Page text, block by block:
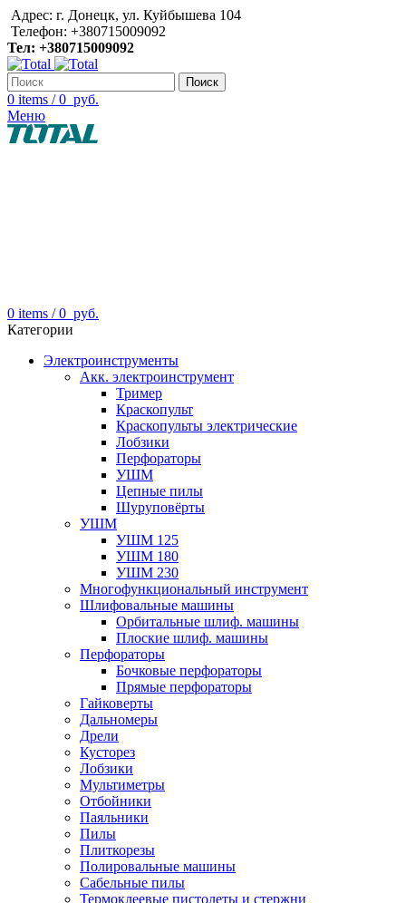
Адрес: г. Донецк, ул. Куйбышева 104
Телефон: +380715009092
Тел: +380715009092
Поиск
0 items / 0 руб.
Меню
0 items / 0 руб.
Категории
Электроинструменты
Акк. электроинструмент
Тример
Краскопульт
Краскопульты электрические
Лобзики
Перфораторы
УШМ
Цепные пилы
Шуруповёрты
УШМ
УШМ 125
УШМ 180
УШМ 230
Многофункциональный инструмент
Шлифовальные машины
Орбитальные шлиф. машины
Плоские шлиф. машины
Перфораторы
Бочковые перфораторы
Прямые перфораторы
Гайковерты
Дальномеры
Дрели
Кусторез
Лобзики
Мультиметры
Отбойники
Паяльники
Пилы
Плиткорезы
Полировальные машины
Сабельные пилы
Термоклеевые пистолеты и стержни